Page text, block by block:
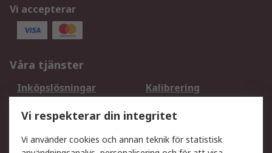
Vi accepterar
Våra tjänster
Inköpslösningar
Kalibrering
DesignSpark
Teknisk Support
Ditt lokala säljteam
Exportlösningar
Vi respekterar din integritet
Vi använder cookies och annan teknik för statistisk